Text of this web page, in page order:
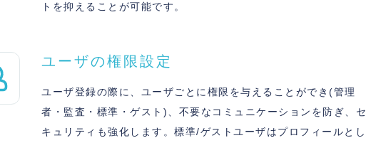
トを抑えることが可能です。
ユーザの権限設定
ユーザ登録の際に、ユーザごとに権限を与えることができ(管理
者・監査・標準・ゲスト)、不要なコミュニケーションを防ぎ、セ
キュリティも強化します。標準/ゲストユーザはプロフィールとし